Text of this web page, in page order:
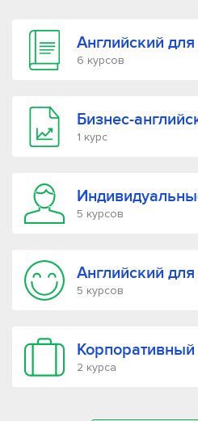
Английский
6 курсов
Бизнес-
1 курс
5 курсов
Английский для
5 курсов
Корпоративный
2 курса